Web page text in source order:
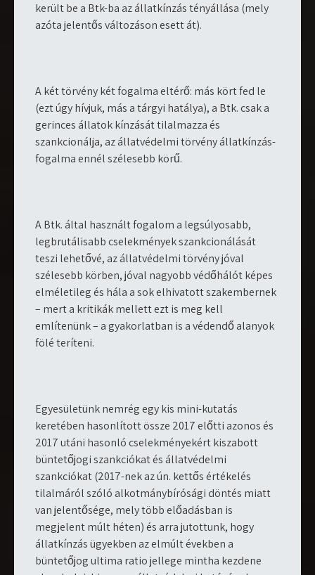
került be a Btk-ba az állatkínzás tényállása (mely
azóta jelentős változáson esett át).
A két törvény két fogalma eltérő: más kört fed le
(ezt úgy hívjuk, más a tárgyi hatálya), a Btk. csak a
gerinces állatok kínzását tilalmazza és
szankcionálja, az állatvédelmi törvény állatkínzás-
fogalma ennél szélesebb körű.
A Btk. által használt fogalom a legsúlyosabb,
legbrutálisabb cselekmények szankcionálását
teszi lehetővé, az állatvédelmi törvény jóval
szélesebb körben, jóval nagyobb védőhálót képes
elméletileg és hála a sok elhivatott szakembernek
– mert a kritikák mellett ezt is meg kell
említenünk – a gyakorlatban is a védendő alanyok
fölé teríteni.
Egyesületünk nemrég egy kis mini-kutatás
keretében hasonlított össze 2017 előtti azonos és
2017 utáni hasonló cselekményekért kiszabott
büntetőjogi szankciókat és állatvédelmi
szankciókat (2017-nek az ún. kettős értékelés
tilalmáról szóló alkotmánybírósági döntés miatt
van jelentősége, mely több előadásban is
megjelent múlt héten) és arra jutottunk, hogy
állatkínzás ügyekben az elmúlt években a
büntetőjog ultima ratio jellege mintha kezdene